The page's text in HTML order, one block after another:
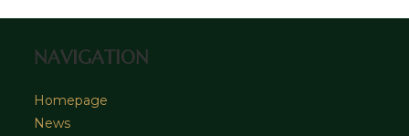
NAVIGATION
Homepage
News